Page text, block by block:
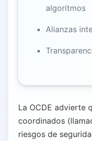
algoritmos
Alianzas
La OCDE advierte
coordinados
riesgos de